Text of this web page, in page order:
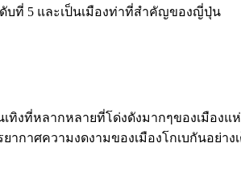
บที่ 5 และเป็นเมืองท่าที่สำคัญของญี่ปุ่น
งที่หลากหลายที่โด่งดังมากๆของเมืองแ
กาศความงดงามของเมืองโกเบกันอย่าง